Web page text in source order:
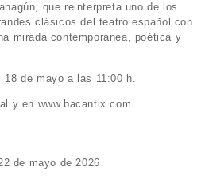
que reinterpreta uno de los
clásicos del teatro español con
mirada contemporánea, poética y
de mayo a las 11:00 h.
y en www.bacantix.com
de mayo de 2026